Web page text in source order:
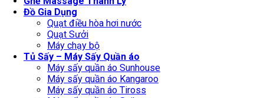
Đồ Gia Dụng
Quạt điều hòa hơi nước
Quạt Sưởi
Máy chạy bộ
Tủ Sấy – Máy Sấy Quần áo
Máy sấy quần áo Sunhouse
Máy sấy quần áo Kangaroo
Máy sấy quần áo Tiross